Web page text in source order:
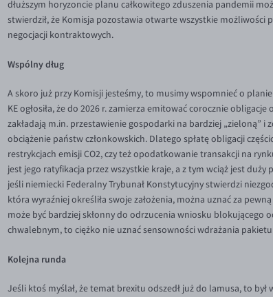
dłuższym horyzoncie planu całkowitego zduszenia pandemii
stwierdził, że Komisja pozostawia otwarte wszystkie możliwości
negocjacji kontraktowych.
Wspólny dług
A skoro już przy Komisji jesteśmy, to musimy wspomnieć o
KE ogłosiła, że do 2026 r. zamierza emitować corocznie
zakładają m.in. przestawienie gospodarki na bardziej „zieloną”
obciążenie państw członkowskich. Dlatego spłatę obligacji
restrykcjach emisji CO2, czy też opodatkowanie transakcji na
jest jego ratyfikacja przez wszystkie kraje, a z tym wciąż jest
jeśli niemiecki Federalny Trybunał Konstytucyjny stwierdzi
która wyraźniej określiła swoje założenia, można uznać za
może być bardziej skłonny do odrzucenia wniosku blokującego
chwalebnym, to ciężko nie uznać sensowności wdrażania
Kolejna runda
Jeśli ktoś myślał, że temat brexitu odszedł już do lamusa, to